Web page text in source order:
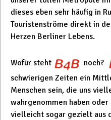
dieses eben sehr häufig in
Touristenströme direkt in
Herzen Berliner Lebens.
Wofür steht noch?
schwierigen Zeiten ein
Menschen sein, die uns
wahrgenommen haben
vielleicht sogar gezielt aus